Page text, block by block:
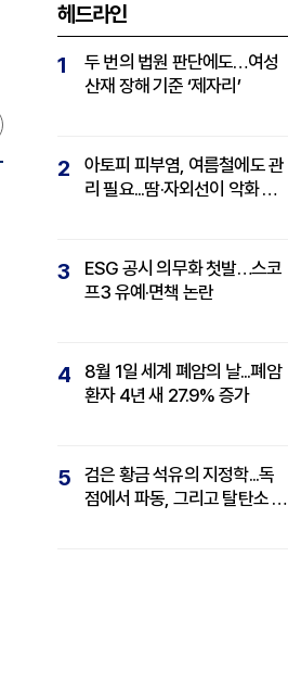
헤드라인
1
두 번의 법원 판단에도…여성
산재 장해 기준 ‘제자리’
2
아토피 피부염, 여름철에도 관
리 필요...땀·자외선이 악화 요
3
ESG 공시 의무화 첫발…스코
프3 유예·면책 논란
4
8월 1일 세계 폐암의 날...폐암
환자 4년 새 27.9% 증가
5
검은 황금 석유의 지정학...독
점에서 파동, 그리고 탈탄소 패